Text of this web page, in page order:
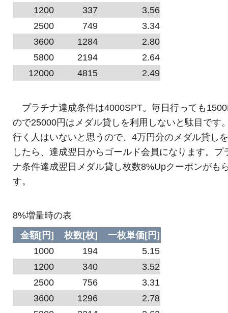
1200
337
3.56
2500
749
3.34
3600
1284
2.80
5800
2194
2.64
12000
4815 2.49
プラチナ達成条件は4000SPT。毎日行っても
ので25000円はメダル貸しを利用しないと駄目です
行く人はいないと思うので、4万円分のメダル貸し
したら、達成翌日からゴールド会員になります。プ
ナ条件達成翌日メダル貸し枚数8%Upクーポンがも
す。
8%増量時の表
金額[円]
枚数[枚]
一枚単価[円]
1000
194
5.15
1200
340
3.52
2500
756
3.31
3600
1296
2.78